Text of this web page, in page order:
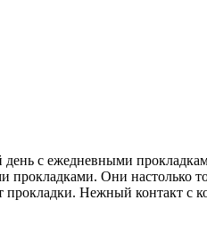
с ежедневными
прокладками. Они настолько
прокладки. Нежный контакт с